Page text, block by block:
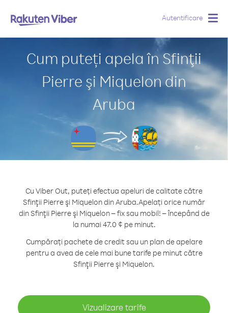
Autentificare
Cum puteți apela în Sfinţii
Pierre şi Miquelon din
Aruba
Cu Viber Out, puteți efectua apeluri de calitate către
Sfinţii Pierre şi Miquelon din Aruba.Apelați orice număr
din Sfinţii Pierre şi Miquelon – fix sau mobil! – începând de
la numai 47.0 ¢ pe minut.
Cumpărați pachete de credit sau un plan de apelare
pentru a avea de cele mai bune tarife pe minut către
Sfinţii Pierre şi Miquelon.
Vizualizare tarife